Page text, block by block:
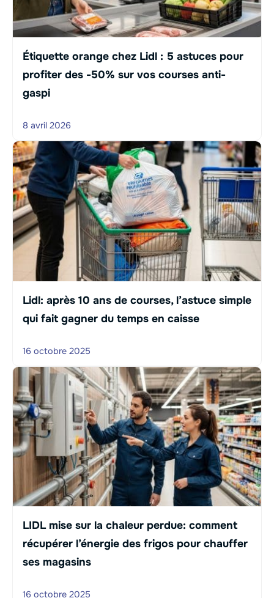
Étiquette orange chez Lidl : 5 astuces pour
profiter des -50% sur vos courses anti-
gaspi
8 avril 2026
Lidl: après 10 ans de courses, l’astuce simple
qui fait gagner du temps en caisse
16 octobre 2025
LIDL mise sur la chaleur perdue: comment
récupérer l’énergie des frigos pour chauffer
ses magasins
16 octobre 2025